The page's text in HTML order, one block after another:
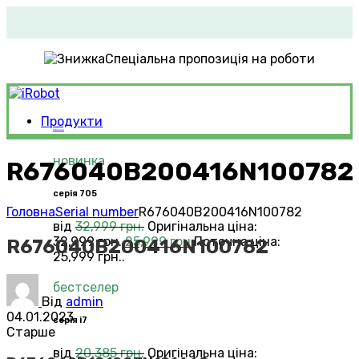
Спеціальна пропозиція на роботи
Продукти
новинка
серія 705
від 32,999грн. Оригінальна ціна:
32,999 грн..25,999грн.Поточна ціна:
25,999 грн..
бестселер
серія i7
від 20,385грн. Оригінальна ціна:
R676040B200416N100782
ГоловнаSerial numberR676040B200416N100782
R676040B200416N100782
Від admin
04.01.2023
Старше